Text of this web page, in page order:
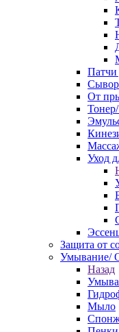
Патчи
От
Уход
Защита от
Умывание/
Назад
Мыло